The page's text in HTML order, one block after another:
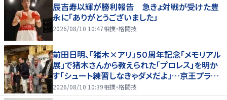
辰吉寿以輝が勝利報告 急きょ対戦が受けた豊
永に「ありがとうございました」
2026/08/10 10:47相撲・格闘技
前田日明、「猪木×アリ」５０周年記念「メモリアル
展」で猪木さんから教えられた「プロレス」を明か
す「シュート練習しなきゃダメだよ」…京王プラザ
ホテルで３１日まで
2026/08/10 10:39相撲・格闘技